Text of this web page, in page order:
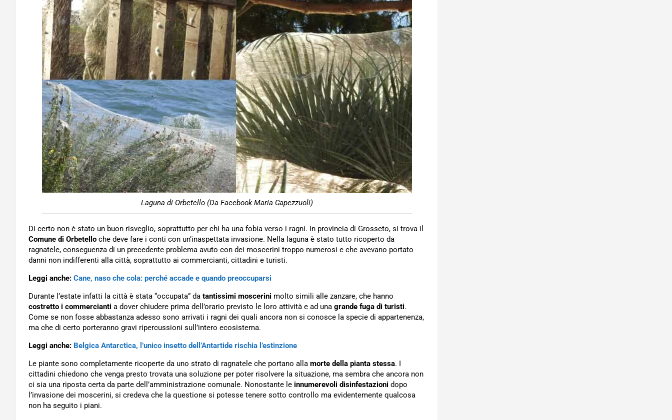
Laguna di Orbetello (Da Facebook Maria Capezzuoli)
Di certo non è stato un buon risveglio, soprattutto per chi ha una fobia verso i ragni. In provincia di Grosseto, si trova il
Comune di Orbetello che deve fare i conti con un’inaspettata invasione. Nella laguna è stato tutto ricoperto da
ragnatele, conseguenza di un precedente problema avuto con dei moscerini troppo numerosi e che avevano portato
danni non indifferenti alla città, soprattutto ai commercianti, cittadini e turisti.
Leggi anche: Cane, naso che cola: perché accade e quando preoccuparsi
Durante l’estate infatti la città è stata “occupata” da tantissimi moscerini molto simili alle zanzare, che hanno
costretto i commercianti a dover chiudere prima dell’orario previsto le loro attività e ad una grande fuga di turisti.
Come se non fosse abbastanza adesso sono arrivati i ragni dei quali ancora non si conosce la specie di appartenenza,
ma che di certo porteranno gravi ripercussioni sull’intero ecosistema.
Leggi anche: Belgica Antarctica, l’unico insetto dell’Antartide rischia l’estinzione
Le piante sono completamente ricoperte da uno strato di ragnatele che portano alla morte della pianta stessa. I
cittadini chiedono che venga presto trovata una soluzione per poter risolvere la situazione, ma sembra che ancora non
ci sia una riposta certa da parte dell’amministrazione comunale. Nonostante le innumerevoli disinfestazioni dopo
l’invasione dei moscerini, si credeva che la questione si potesse tenere sotto controllo ma evidentemente qualcosa
non ha seguito i piani.